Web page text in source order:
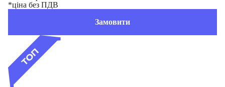
*ціна без ПДВ
Замовити